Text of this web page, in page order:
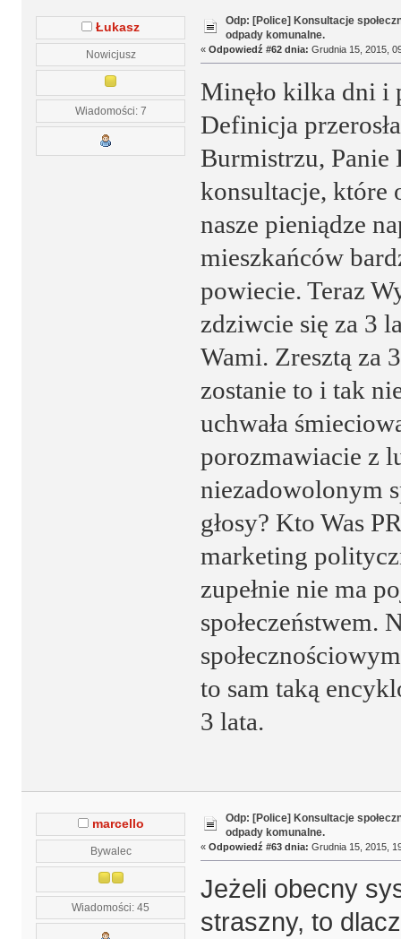
Łukasz
Nowicjusz
Wiadomości: 7
Odp: [Police] Konsultacje
odpady komunalne.
« Odpowiedź #62 dnia: Grudnia 15, 2015,
Minęło kilka dni i
Definicja
Burmistrzu, Panie
konsultacje, które
nasze pieniądze
mieszkańców
powiecie. Teraz
zdziwcie się za 3
Wami. Zresztą za
zostanie to i tak
uchwała
porozmawiacie z
niezadowolonym
głosy? Kto Was
marketing
zupełnie nie ma
społeczeństwem.
to sam taką
3 lata.
marcello
Bywalec
Wiadomości: 45
Odp: [Police] Konsultacje
odpady komunalne.
« Odpowiedź #63 dnia: Grudnia 15, 2015,
Jeżeli obecny
straszny, to